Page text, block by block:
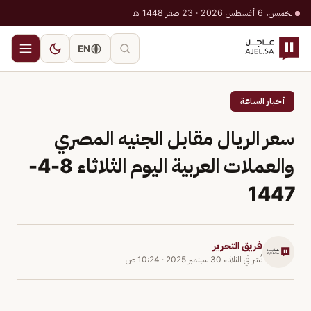
الخميس، 6 أغسطس 2026 · 23 صفر 1448 هـ
EN
أخبار الساعة
سعر الريال مقابل الجنيه المصري
والعملات العربية اليوم الثلاثاء 8-4-
1447
فريق التحرير
نُشر في الثلاثاء 30 سبتمبر 2025 · 10:24 ص